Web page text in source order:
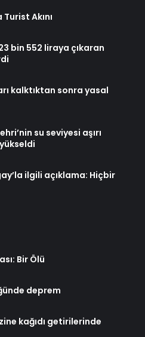
Akını
bin 552 liraya çıkaran
kalktıktan sonra yasal
su seviyesi aşırı
ilgili açıklama: Hiçbir
Bir Ölü
deprem
kağıdı getirilerinde